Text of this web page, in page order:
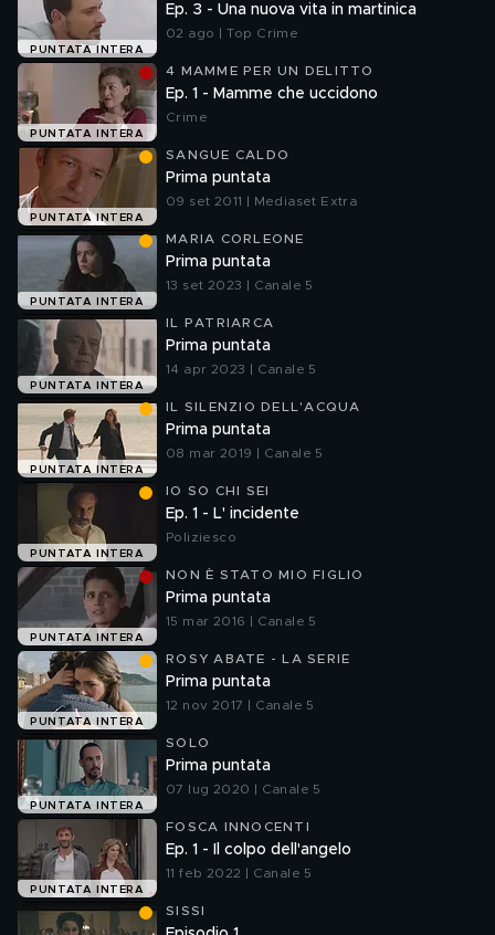
PUNTATA INTERA
Ep. 3 - Una nuova vita in martinica
02 ago | Top Crime
PUNTATA INTERA
4 MAMME PER UN DELITTO
Ep. 1 - Mamme che uccidono
Crime
PUNTATA INTERA
SANGUE CALDO
Prima puntata
09 set 2011 | Mediaset Extra
PUNTATA INTERA
MARIA CORLEONE
Prima puntata
13 set 2023 | Canale 5
PUNTATA INTERA
IL PATRIARCA
Prima puntata
14 apr 2023 | Canale 5
PUNTATA INTERA
IL SILENZIO DELL'ACQUA
Prima puntata
08 mar 2019 | Canale 5
PUNTATA INTERA
IO SO CHI SEI
Ep. 1 - L' incidente
Poliziesco
PUNTATA INTERA
NON È STATO MIO FIGLIO
Prima puntata
15 mar 2016 | Canale 5
PUNTATA INTERA
ROSY ABATE - LA SERIE
Prima puntata
12 nov 2017 | Canale 5
PUNTATA INTERA
SOLO
Prima puntata
07 lug 2020 | Canale 5
PUNTATA INTERA
FOSCA INNOCENTI
Ep. 1 - Il colpo dell'angelo
11 feb 2022 | Canale 5
SISSI